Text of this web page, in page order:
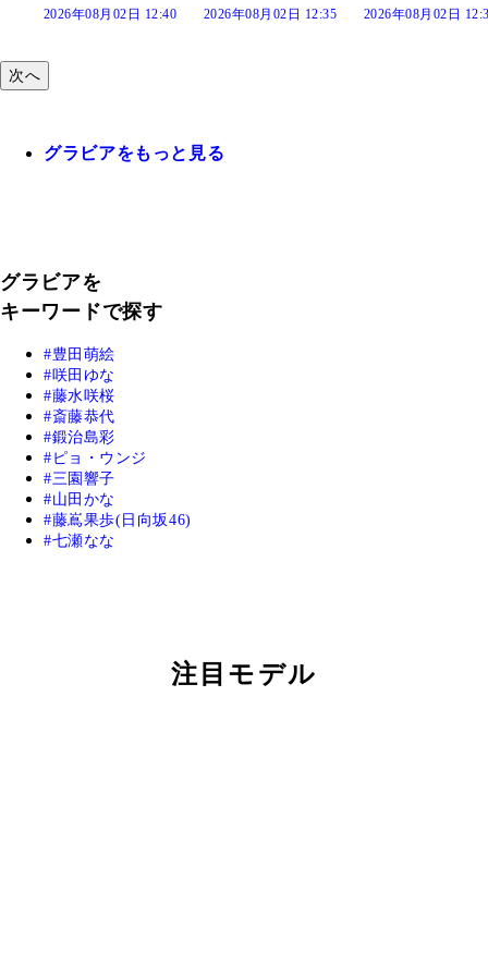
2026年08月02日 12:35 2026年08月02日 12:30 2026年08月02日
次へ
グラビアをもっと見る
グラビアを
キーワードで探す
豊田萌絵
咲田ゆな
藤水咲桜
斎藤恭代
鍛治島彩
ピョ・ウンジ
三園響子
山田かな
藤嶌果歩(日向坂46)
七瀬なな
注目モデル